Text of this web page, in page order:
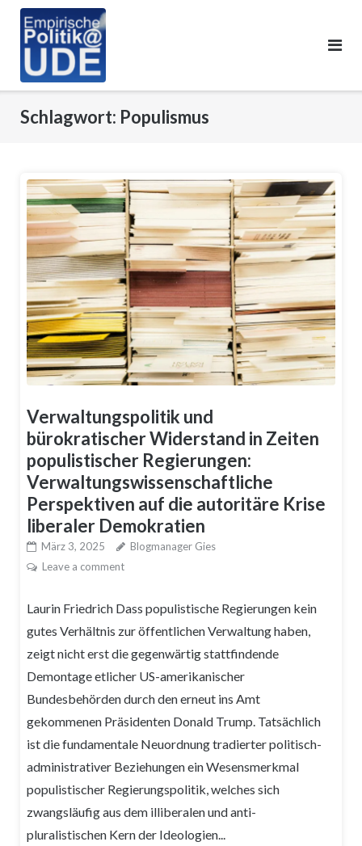
content
Schlagwort: Populismus
Verwaltungspolitik und
bürokratischer Widerstand in Zeiten
populistischer Regierungen:
Verwaltungswissenschaftliche
Perspektiven auf die autoritäre Krise
liberaler Demokratien
März 3, 2025
Blogmanager Gies
Leave a comment
Laurin Friedrich Dass populistische Regierungen kein
gutes Verhältnis zur öffentlichen Verwaltung haben,
zeigt nicht erst die gegenwärtig stattfindende
Demontage etlicher US-amerikanischer
Bundesbehörden durch den erneut ins Amt
gekommenen Präsidenten Donald Trump. Tatsächlich
ist die fundamentale Neuordnung tradierter politisch-
administrativer Beziehungen ein Wesensmerkmal
populistischer Regierungspolitik, welches sich
zwangsläufig aus dem illiberalen und anti-
pluralistischen Kern der Ideologien...